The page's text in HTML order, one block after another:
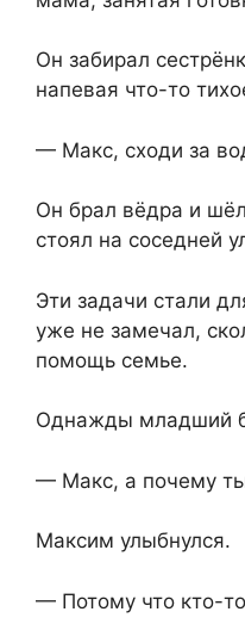
Он забирал
напевая что-то
— Макс, сходи за
Он брал вёдра и
стоял на соседней
Эти задачи стали
уже не замечал,
помощь семье.
Однажды младший
— Макс, а почему
Максим улыбнулся.
— Потому что кто-